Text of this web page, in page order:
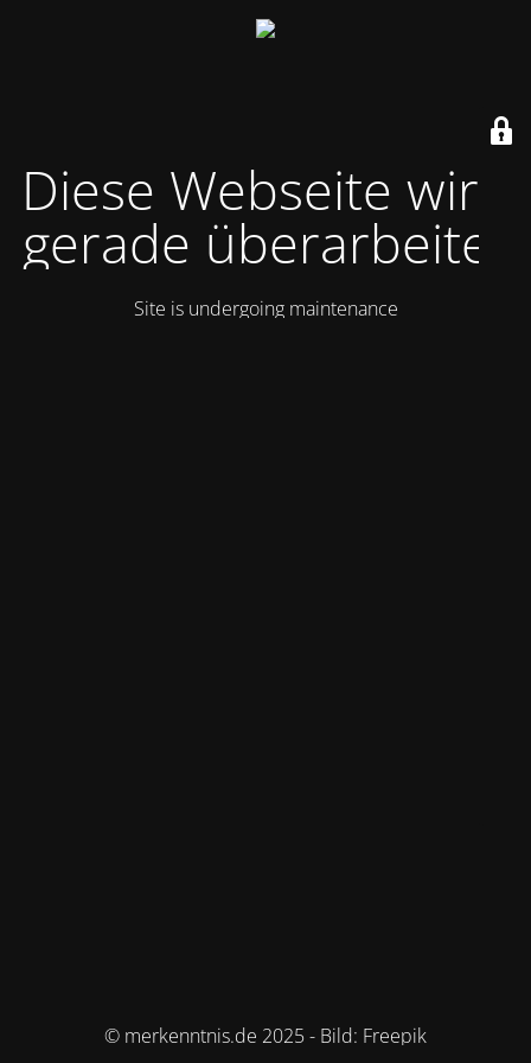
Diese Webseite wird
gerade überarbeitet
Site is undergoing maintenance
© merkenntnis.de 2025 - Bild: Freepik